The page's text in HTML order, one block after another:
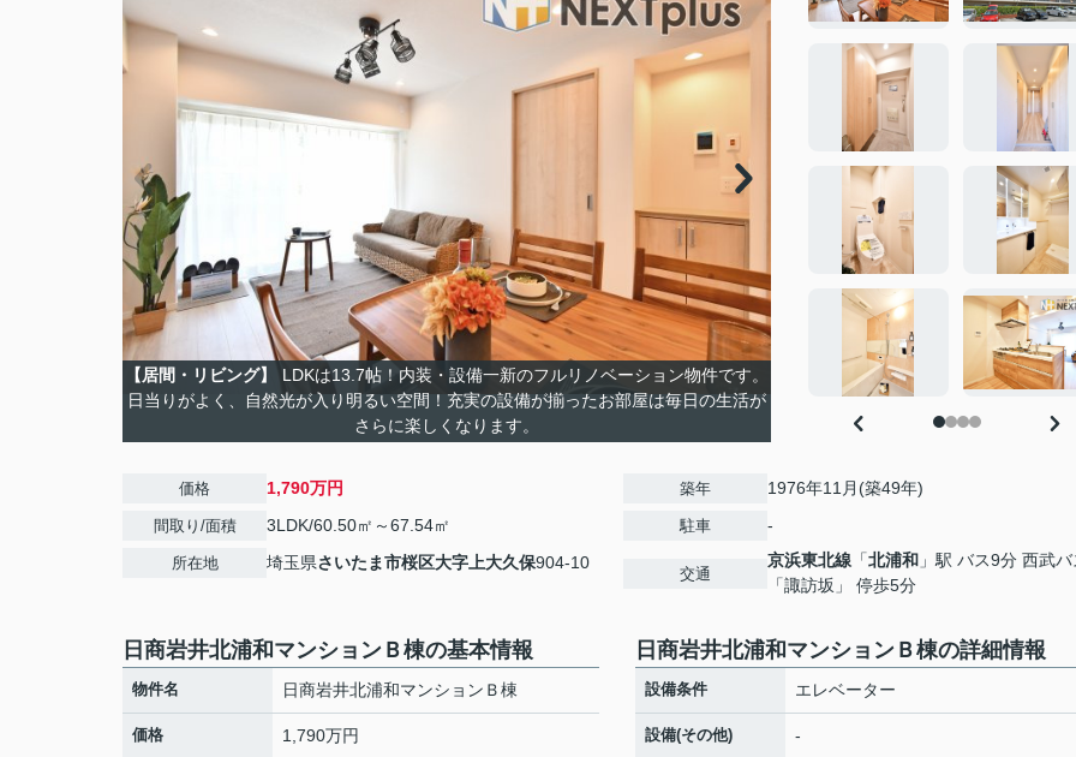
【居間・リビング】
LDKは13.7帖！内装・設備一新のフルリノベーション物件です。
日当りがよく、自然光が入り明るい空間！充実の設備が揃ったお部屋は毎日の生活が
さらに楽しくなります。
価格 1,790万円
間取り/面積 3LDK/60.50㎡～67.54㎡
所在地 埼玉県さいたま市桜区大字上大久保904-10
築年 1976年11月(築49年)
駐車 -
交通
京浜東北線 「北浦和 」駅 バス9分 西武バ
「諏訪坂」 停歩5分
日商岩井北浦和マンションＢ棟の基本情報
物件名 日商岩井北浦和マンションＢ棟
価格 1,790万円
日商岩井北浦和マンションＢ棟の詳細情報
設備条件 エレベーター
設備(その他) -